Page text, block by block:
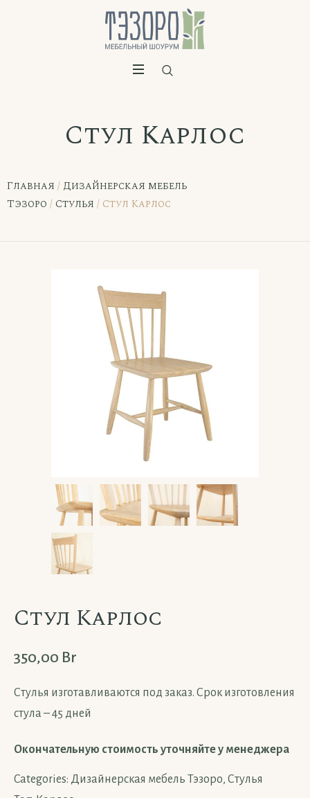
Стул Карлос
Главная / Дизайнерская мебель
Тэзоро / Стулья / Стул Карлос
Стул Карлос
350,00 Br
Стулья изготавливаются под заказ. Срок изготовления
стула – 45 дней
Окончательную стоимость уточняйте у менеджера
Categories: Дизайнерская мебель Тэзоро, Стулья